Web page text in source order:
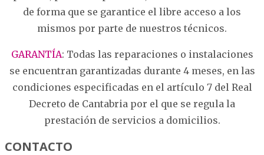
de forma que se garantice el libre acceso a los
mismos por parte de nuestros técnicos.
GARANTÍA: Todas las reparaciones o instalaciones
se encuentran garantizadas durante 4 meses, en las
condiciones especificadas en el artículo 7 del Real
Decreto de Cantabria por el que se regula la
prestación de servicios a domicilios.
CONTACTO